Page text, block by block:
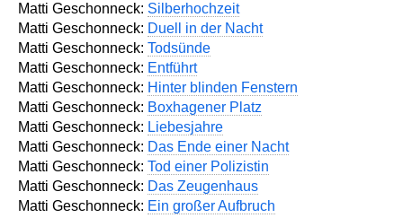
Matti Geschonneck: Silberhochzeit
Matti Geschonneck: Duell in der Nacht
Matti Geschonneck: Todsünde
Matti Geschonneck: Entführt
Matti Geschonneck: Hinter blinden Fenstern
Matti Geschonneck: Boxhagener Platz
Matti Geschonneck: Liebesjahre
Matti Geschonneck: Das Ende einer Nacht
Matti Geschonneck: Tod einer Polizistin
Matti Geschonneck: Das Zeugenhaus
Matti Geschonneck: Ein großer Aufbruch